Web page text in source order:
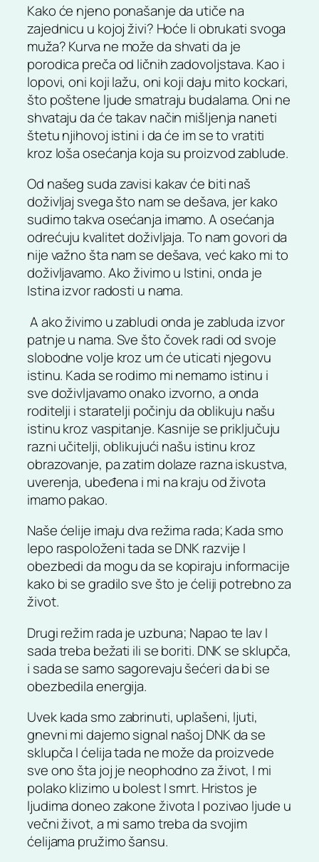
Kako će njeno ponašanje da utiče na
zajednicu u kojoj živi? Hoće li obrukati svoga
muža? Kurva ne može da shvati da je
porodica preča od ličnih zadovoljstava. Kao i
lopovi, oni koji lažu, oni koji daju mito kockari,
što poštene ljude smatraju budalama. Oni ne
shvataju da će takav način mišljenja naneti
štetu njihovoj istini i da će im se to vratiti
kroz loša osećanja koja su proizvod zablude.
Od našeg suda zavisi kakav će biti naš
doživljaj svega što nam se dešava, jer kako
sudimo takva osećanja imamo. A osećanja
odrećuju kvalitet doživljaja. To nam govori da
nije važno šta nam se dešava, već kako mi to
doživljavamo. Ako živimo u Istini, onda je
Istina izvor radosti u nama.
A ako živimo u zabludi onda je zabluda izvor
patnje u nama. Sve što čovek radi od svoje
slobodne volje kroz um će uticati njegovu
istinu. Kada se rodimo mi nemamo istinu i
sve doživljavamo onako izvorno, a onda
roditelji i staratelji počinju da oblikuju našu
istinu kroz vaspitanje. Kasnije se priključuju
razni učitelji, oblikujući našu istinu kroz
obrazovanje, pa zatim dolaze razna iskustva,
uverenja, ubeđena i mi na kraju od života
imamo pakao.
Naše ćelije imaju dva režima rada; Kada smo
lepo raspoloženi tada se DNK razvije I
obezbedi da mogu da se kopiraju informacije
kako bi se gradilo sve što je ćeliji potrebno za
život.
Drugi režim rada je uzbuna; Napao te lav I
sada treba bežati ili se boriti. DNK se sklupča,
i sada se samo sagorevaju šećeri da bi se
obezbedila energija.
Uvek kada smo zabrinuti, uplašeni, ljuti,
gnevni mi dajemo signal našoj DNK da se
sklupča I ćelija tada ne može da proizvede
sve ono šta joj je neophodno za život, I mi
polako klizimo u bolest I smrt. Hristos je
ljudima doneo zakone života I pozivao ljude u
večni život, a mi samo treba da svojim
ćelijama pružimo šansu.